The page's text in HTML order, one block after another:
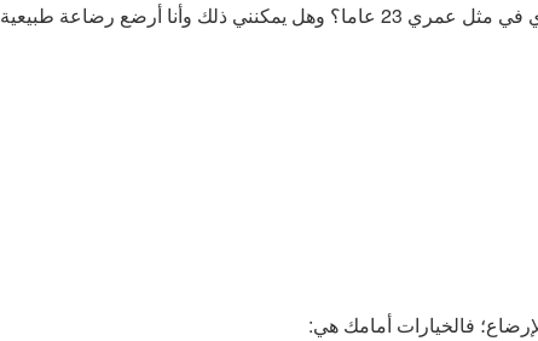
وأنا أرضع رضاعة طبيعية؟
فالخيارات أمامك هي: